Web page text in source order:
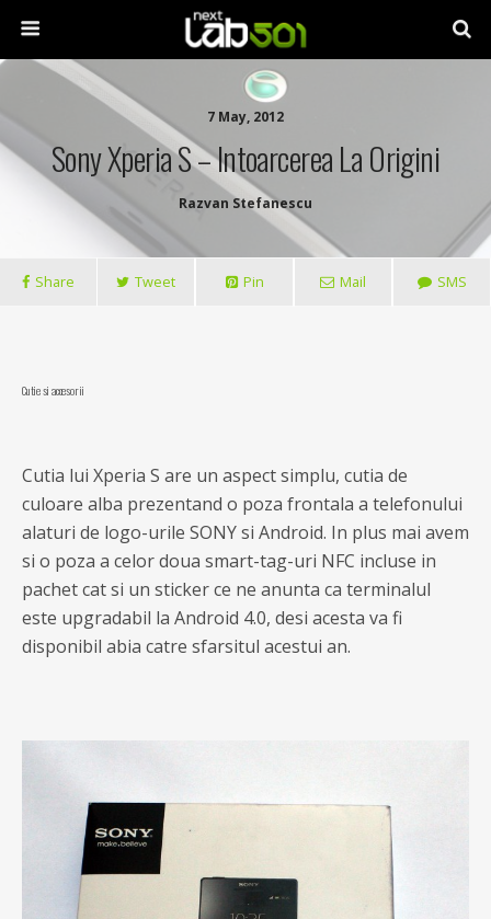
7 May, 2012
Sony Xperia S – Intoarcerea La Origini
Razvan Stefanescu
Share Tweet Pin Mail SMS
Cutie si accesorii
Cutia lui Xperia S are un aspect simplu, cutia de
culoare alba prezentand o poza frontala a telefonului
alaturi de logo-urile SONY si Android. In plus mai avem
si o poza a celor doua smart-tag-uri NFC incluse in
pachet cat si un sticker ce ne anunta ca terminalul
este upgradabil la Android 4.0, desi acesta va fi
disponibil abia catre sfarsitul acestui an.